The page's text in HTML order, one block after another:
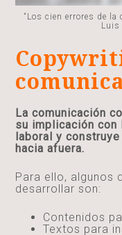
“Los cien errores de
Luis
La comunicación
su implicación con
laboral y
hacia afuera.
Para ello, algunos
desarrollar son:
Contenidos
Textos para